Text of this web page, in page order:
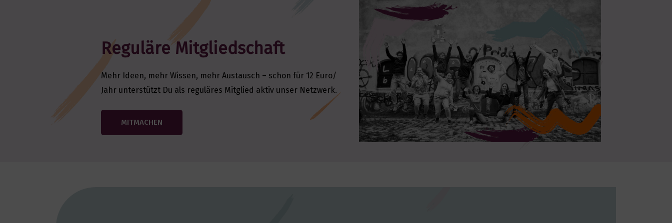
Reguläre Mitgliedschaft
Mehr Ideen, mehr Wissen, mehr Austausch – schon für 12 Euro/
Jahr unterstützt Du als reguläres Mitglied aktiv unser Netzwerk.
MITMACHEN